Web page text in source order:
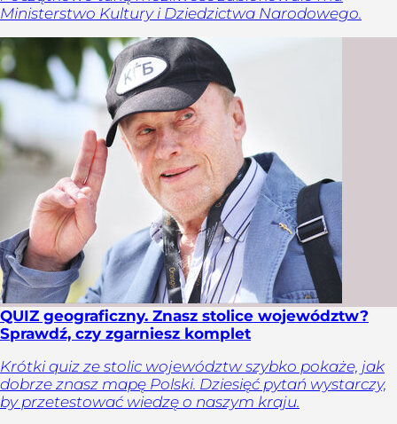
Ministerstwo Kultury i Dziedzictwa Narodowego.
QUIZ geograficzny. Znasz stolice województw?
Sprawdź, czy zgarniesz komplet
Krótki quiz ze stolic województw szybko pokaże, jak
dobrze znasz mapę Polski. Dziesięć pytań wystarczy,
by przetestować wiedzę o naszym kraju.